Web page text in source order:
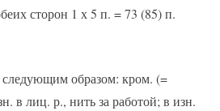
сторон 1 х 5 п. = 73 (85) п.
образом: кром. (=
в лиц. р., нить за работой; в изн.